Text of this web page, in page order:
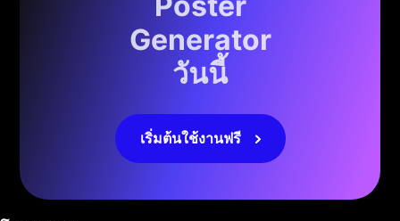
Generator
วันนี้
เริ่มต้นใช้งานฟรี